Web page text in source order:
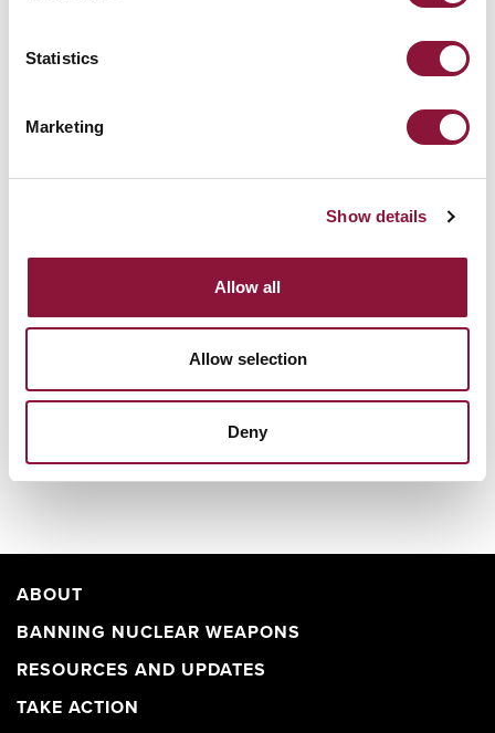
Statistics
Marketing
Show details
Allow all
Allow selection
Deny
ABOUT
BANNING NUCLEAR WEAPONS
RESOURCES AND UPDATES
TAKE ACTION